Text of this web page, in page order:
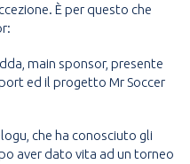
È per questo che
main sponsor, presente
ed il progetto Mr Soccer
che ha conosciuto gli
aver dato vita ad un torneo